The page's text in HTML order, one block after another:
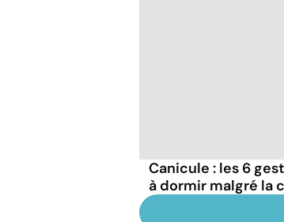
Canicule : les 6
à dormir malgré la